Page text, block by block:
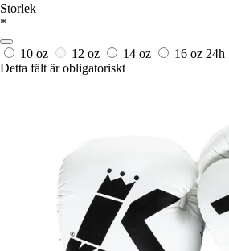
Storlek
*
10 oz 12 oz 14 oz 16 oz 24h
Detta fält är obligatoriskt